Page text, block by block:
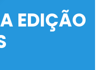
EDIÇÃO